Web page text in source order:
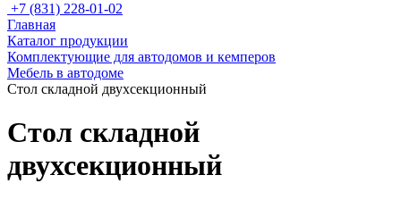
+7 (831) 228-01-02
Главная
Каталог продукции
Комплектующие для автодомов и кемперов
Мебель в автодоме
Стол складной двухсекционный
Стол складной
двухсекционный